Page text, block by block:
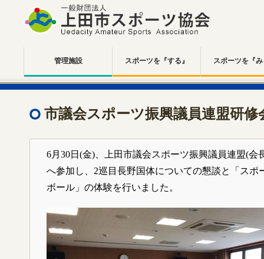
管理施設 スポーツを『する』 スポーツを『
市議会スポーツ振興議員連盟研修
6月30日(金)、上田市議会スポーツ振興議員連盟(会
へ参加し、2巡目長野国体についての懇談と「スポ
ボール」の体験を行いました。